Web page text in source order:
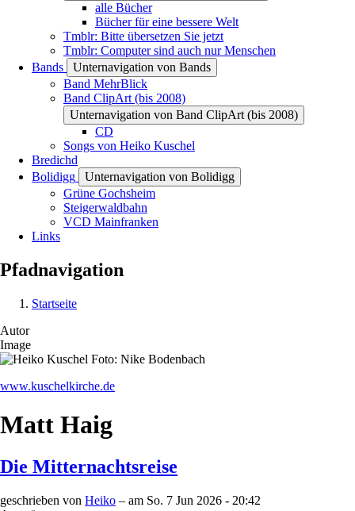
alle Bücher
Bücher für eine bessere Welt
Tmblr: Bitte übersetzen Sie jetzt
Tmblr: Computer sind auch nur Menschen
Bands
Unternavigation von Bands
Band MehrBlick
Band ClipArt (bis 2008)
Unternavigation von Band ClipArt (bis 2008)
CD
Songs von Heiko Kuschel
Bredichd
Bolidigg
Unternavigation von Bolidigg
Grüne Gochsheim
Steigerwaldbahn
VCD Mainfranken
Links
Pfadnavigation
Startseite
Autor
Image
www.kuschelkirche.de
Matt Haig
Die Mitternachtsreise
geschrieben von Heiko – am So. 7 Jun 2026 - 20:42